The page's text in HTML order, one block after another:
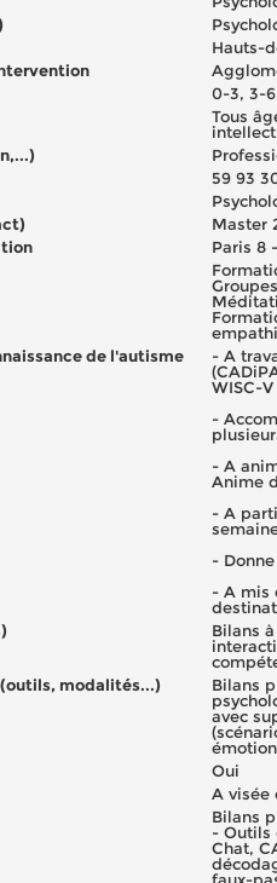
Hauts-
0-3, 3-
Tous
59 93
Master
Paris 8
de l'autisme
- A
WISC-
-
- A
Anime
- A
-
- A mis
Bilans
modalités...)
Bilans
avec
Oui
A visée
Bilans
- Outils
Chat,
faux-